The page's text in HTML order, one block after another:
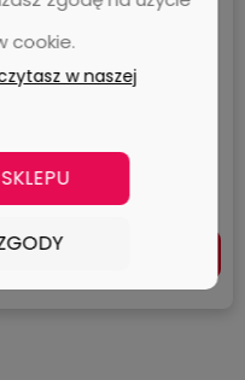
7731P4319 Concrete grey
beige Sarlon Primeo
Material - Rolka - 3.4 mm
Forbo™
146,33 zł
netto:
DO KOSZYKA
cookie.
w naszej